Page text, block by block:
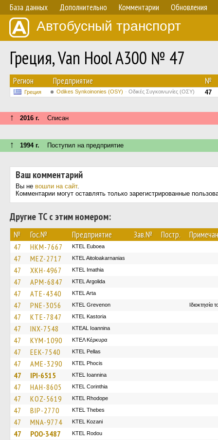
База данных Дополнительно Комментарии Обновления
Автобусный транспорт
Греция, Van Hool A300 № 47
Регион Предприятие №
Греция Odikes Synkoinonies (OSY) Οδικές Συγκοινωνίες (ΟΣΥ) 47
↑ 2016 г. Списан
↑ 1994 г. Поступил на предприятие
Ваш комментарий
Вы не вошли на сайт.
Комментарии могут оставлять только зарегистрированные
Другие ТС с этим номером:
№ Гос.№ Предприятие Зав.№ Постр.
47 HKM-7667 ΚΤΕL Euboea
47 MEZ-2717 KTEL Aitoloakarnanias
47 XKH-4967 KTEL Imathia
47 APM-6847 KTEL Argolida
47 ATE-4340 KTEL Arta
47 PNE-3056 ΚΤΕL Grevenon Ιδιοκτησία
47 KTE-7847 KTEL Kastoria
47 INX-7548 KTEAL Ioannina
47 KYM-1090 ΚΤΕΛ Κέρκυρα
47 EEK-7540 KTEL Pellas
47 AME-3290 ΚΤΕL Phocis
47 IPI-6515 KTEL Ioannina
47 HAH-8605 KTEL Corinthia
47 KOZ-5619 KTEL Rhodope
47 BIP-2770 KTEL Thebes
47 MNA-9774 ΚΤΕL Kozani
47 POO-3487 ΚΤΕL Rodou